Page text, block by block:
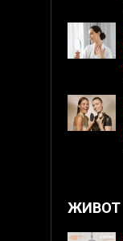
ЖИВОТ